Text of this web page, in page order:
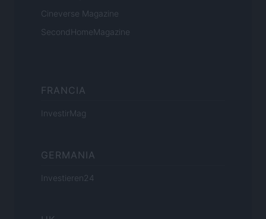
Cineverse Magazine
SecondHomeMagazine
FRANCIA
InvestirMag
GERMANIA
Investieren24